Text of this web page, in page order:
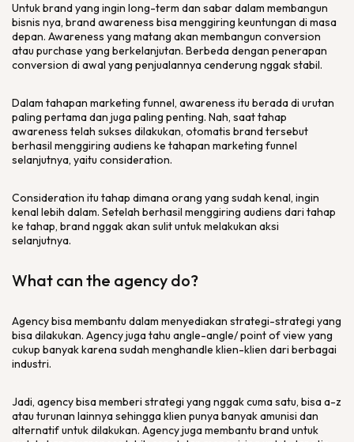
Untuk brand yang ingin long-term dan sabar dalam membangun
bisnis nya, brand awareness bisa menggiring keuntungan di masa
depan. Awareness yang matang akan membangun conversion
atau purchase yang berkelanjutan. Berbeda dengan penerapan
conversion di awal yang penjualannya cenderung nggak stabil.
Dalam tahapan marketing funnel, awareness itu berada di urutan
paling pertama dan juga paling penting. Nah, saat tahap
awareness telah sukses dilakukan, otomatis brand tersebut
berhasil menggiring audiens ke tahapan marketing funnel
selanjutnya, yaitu consideration.
Consideration itu tahap dimana orang yang sudah kenal, ingin
kenal lebih dalam. Setelah berhasil menggiring audiens dari tahap
ke tahap, brand nggak akan sulit untuk melakukan aksi
selanjutnya.
What can the agency do?
Agency bisa membantu dalam menyediakan strategi-strategi yang
bisa dilakukan. Agency juga tahu angle-angle/ point of view yang
cukup banyak karena sudah menghandle klien-klien dari berbagai
industri.
Jadi, agency bisa memberi strategi yang nggak cuma satu, bisa a-z
atau turunan lainnya sehingga klien punya banyak amunisi dan
alternatif untuk dilakukan. Agency juga membantu brand untuk